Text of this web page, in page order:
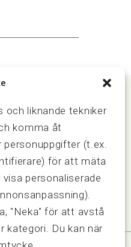
och liknande tekniker
komma åt
personuppgifter (t.ex.
för att mäta
personaliserade
"Neka" för att avstå
kategori. Du kan när